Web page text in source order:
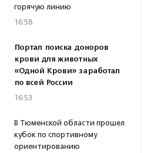
горячую линию
16:58
Портал поиска доноров
крови для животных
«Одной Крови» заработал
по всей России
16:53
В Тюменской области прошел
кубок по спортивному
ориентированию